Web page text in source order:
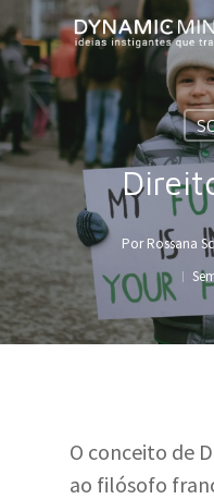
Skip
to
main
content
Por Rossana
O conceito de
ao filósofo